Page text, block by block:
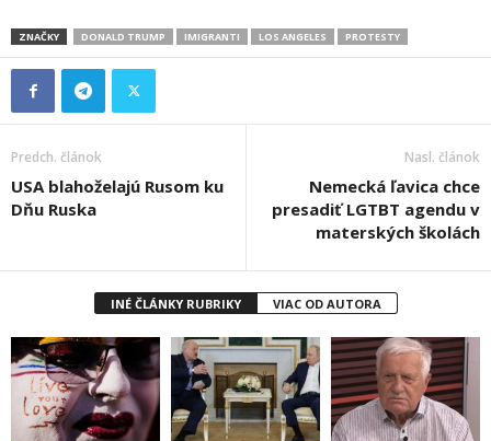
ZNAČKY DONALD TRUMP IMIGRANTI LOS ANGELES PROTESTY
Predch. článok
USA blahoželajú Rusom ku
Dňu Ruska
Nasl. článok
Nemecká ľavica chce
presadiť LGTBT agendu v
materských školách
INÉ ČLÁNKY RUBRIKY VIAC OD AUTORA